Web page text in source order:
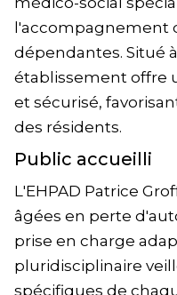
l'accompagnement
dépendantes. Situé
établissement offre
et sécurisé,
des résidents.
Public accueilli
L'EHPAD Patrice
âgées en perte
prise en charge
pluridisciplinaire
spécifiques de